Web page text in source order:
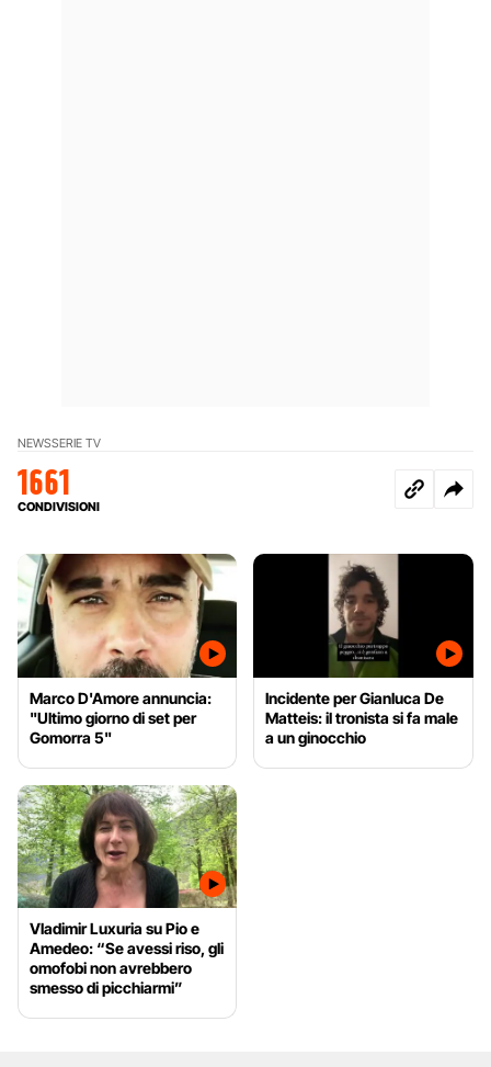
NEWSSERIE TV
1661
CONDIVISIONI
Marco D'Amore annuncia:
"Ultimo giorno di set per
Gomorra 5"
Incidente per Gianluca De
Matteis: il tronista si fa male
a un ginocchio
Vladimir Luxuria su Pio e
Amedeo: “Se avessi riso, gli
omofobi non avrebbero
smesso di picchiarmi”